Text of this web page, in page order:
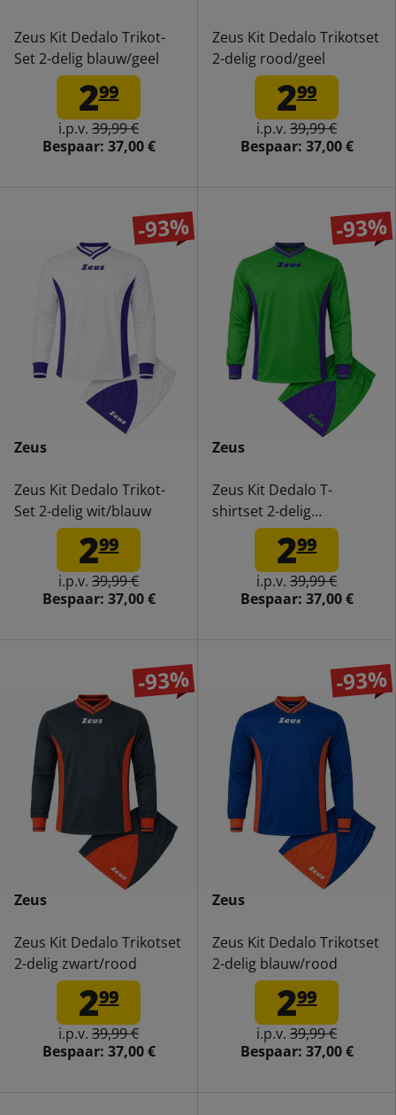
Zeus Kit Dedalo Trikot-
Set 2-delig blauw/geel
299
i.p.v. 39,99 €
Bespaar: 37,00 €
Zeus Kit Dedalo Trikotset
2-delig rood/geel
299
i.p.v. 39,99 €
Bespaar: 37,00 €
-93%
Zeus
Zeus Kit Dedalo Trikot-
Set 2-delig wit/blauw
299
i.p.v. 39,99 €
Bespaar: 37,00 €
-93%
Zeus
Zeus Kit Dedalo T-
shirtset 2-delig
groen/blauw
299
i.p.v. 39,99 €
Bespaar: 37,00 €
-93%
Zeus
Zeus Kit Dedalo Trikotset
2-delig zwart/rood
299
i.p.v. 39,99 €
Bespaar: 37,00 €
-93%
Zeus
Zeus Kit Dedalo Trikotset
2-delig blauw/rood
299
i.p.v. 39,99 €
Bespaar: 37,00 €